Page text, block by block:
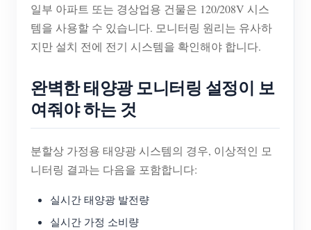
일부 아파트 또는 경상업용 건물은 120/208V 시스
템을 사용할 수 있습니다. 모니터링 원리는 유사하
지만 설치 전에 전기 시스템을 확인해야 합니다.
완벽한 태양광 모니터링 설정이 보
여줘야 하는 것
분할상 가정용 태양광 시스템의 경우, 이상적인 모
니터링 결과는 다음을 포함합니다:
실시간 태양광 발전량
실시간 가정 소비량